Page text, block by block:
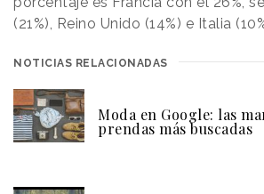
(21%), Reino Unido (14%) e Italia
NOTICIAS RELACIONADAS
Moda en Google: las
prendas más buscadas